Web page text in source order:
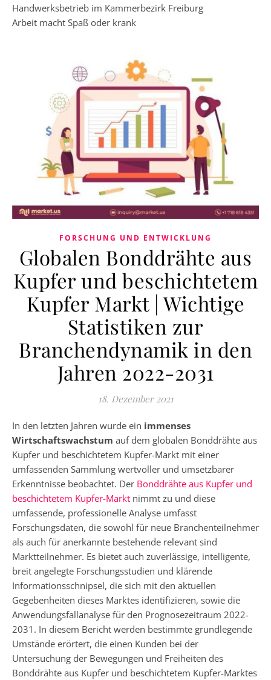
Handwerksbetrieb im Kammerbezirk Freiburg
Arbeit macht Spaß oder krank
FORSCHUNG UND ENTWICKLUNG
Globalen Bonddrähte aus
Kupfer und beschichtetem
Kupfer Markt | Wichtige
Statistiken zur
Branchendynamik in den
Jahren 2022-2031
18. Dezember 2021
In den letzten Jahren wurde ein immenses
Wirtschaftswachstum auf dem globalen Bonddrähte aus
Kupfer und beschichtetem Kupfer-Markt mit einer
umfassenden Sammlung wertvoller und umsetzbarer
Erkenntnisse beobachtet. Der Bonddrähte aus Kupfer und
beschichtetem Kupfer-Markt nimmt zu und diese
umfassende, professionelle Analyse umfasst
Forschungsdaten, die sowohl für neue Branchenteilnehmer
als auch für anerkannte bestehende relevant sind
Marktteilnehmer. Es bietet auch zuverlässige, intelligente,
breit angelegte Forschungsstudien und klärende
Informationsschnipsel, die sich mit den aktuellen
Gegebenheiten dieses Marktes identifizieren, sowie die
Anwendungsfallanalyse für den Prognosezeitraum 2022-
2031. In diesem Bericht werden bestimmte grundlegende
Umstände erörtert, die einen Kunden bei der
Untersuchung der Bewegungen und Freiheiten des
Bonddrähte aus Kupfer und beschichtetem Kupfer-Marktes